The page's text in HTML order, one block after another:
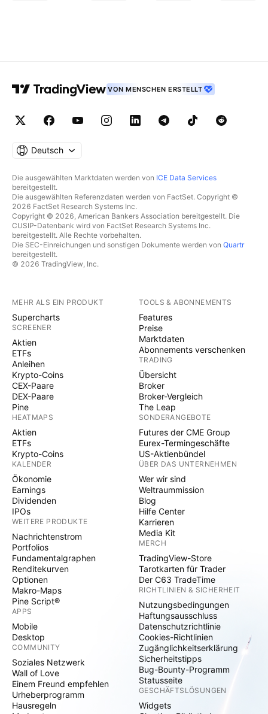
VON MENSCHEN ERSTELLT
Deutsch
Die ausgewählten Marktdaten werden von ICE Data Services
bereitgestellt.
Die ausgewählten Referenzdaten werden von FactSet. Copyright ©
2026 FactSet Research Systems Inc.
Copyright © 2026, American Bankers Association bereitgestellt. Die
CUSIP-Datenbank wird von FactSet Research Systems Inc.
bereitgestellt. Alle Rechte vorbehalten.
Die SEC-Einreichungen und sonstigen Dokumente werden von Quartr
bereitgestellt.
© 2026 TradingView, Inc.
MEHR ALS EIN PRODUKT
Supercharts
SCREENER
Aktien
ETFs
Anleihen
Krypto-Coins
CEX-Paare
DEX-Paare
Pine
HEATMAPS
Aktien
ETFs
Krypto-Coins
KALENDER
Ökonomie
Earnings
Dividenden
IPOs
WEITERE PRODUKTE
Nachrichtenstrom
Portfolios
Fundamentalgraphen
Renditekurven
Optionen
Makro-Maps
Pine Script®
APPS
Mobile
Desktop
COMMUNITY
Soziales Netzwerk
Wall of Love
Einem Freund empfehlen
Urheberprogramm
Hausregeln
TOOLS & ABONNEMENTS
Features
Preise
Marktdaten
Abonnements verschenken
TRADING
Übersicht
Broker
Broker-Vergleich
The Leap
SONDERANGEBOTE
Futures der CME Group
Eurex-Termingeschäfte
US-Aktienbündel
ÜBER DAS UNTERNEHMEN
Wer wir sind
Weltraummission
Blog
Hilfe Center
Karrieren
Media Kit
MERCH
TradingView-Store
Tarotkarten für Trader
Der C63 TradeTime
RICHTLINIEN & SICHERHEIT
Nutzungsbedingungen
Haftungsausschluss
Datenschutzrichtlinie
Cookies-Richtlinien
Zugänglichkeitserklärung
Sicherheitstipps
Bug-Bounty-Programm
Statusseite
GESCHÄFTSLÖSUNGEN
Widgets